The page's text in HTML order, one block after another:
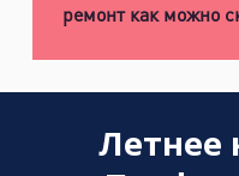
ремонт как можно
Летнее